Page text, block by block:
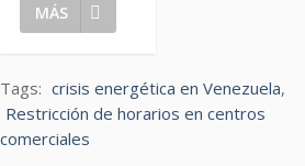
MÁS
Tags: crisis energética en Venezuela,
Restricción de horarios en centros
comerciales